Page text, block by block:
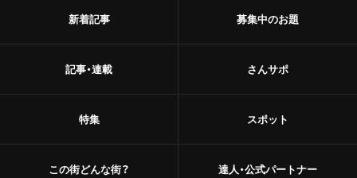
新着記事
記事・連載
特集
この街どんな街？
募集中のお題
さんサポ
スポット
達人・公式パートナー